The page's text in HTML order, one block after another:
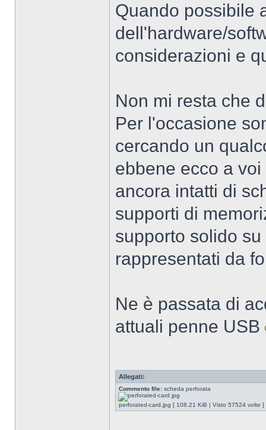
Quando possibile
dell'hardware/
considerazioni e
Non mi resta che
Per l'occasione
cercando un
ebbene ecco a
ancora intatti di
supporti di
supporto solido
rappresentati da
Ne è passata di
attuali penne USB
Allegati:
Commento file: scheda perforata
perforated-card.jpg [ 108.21 KiB | Visto 57524 volte ]